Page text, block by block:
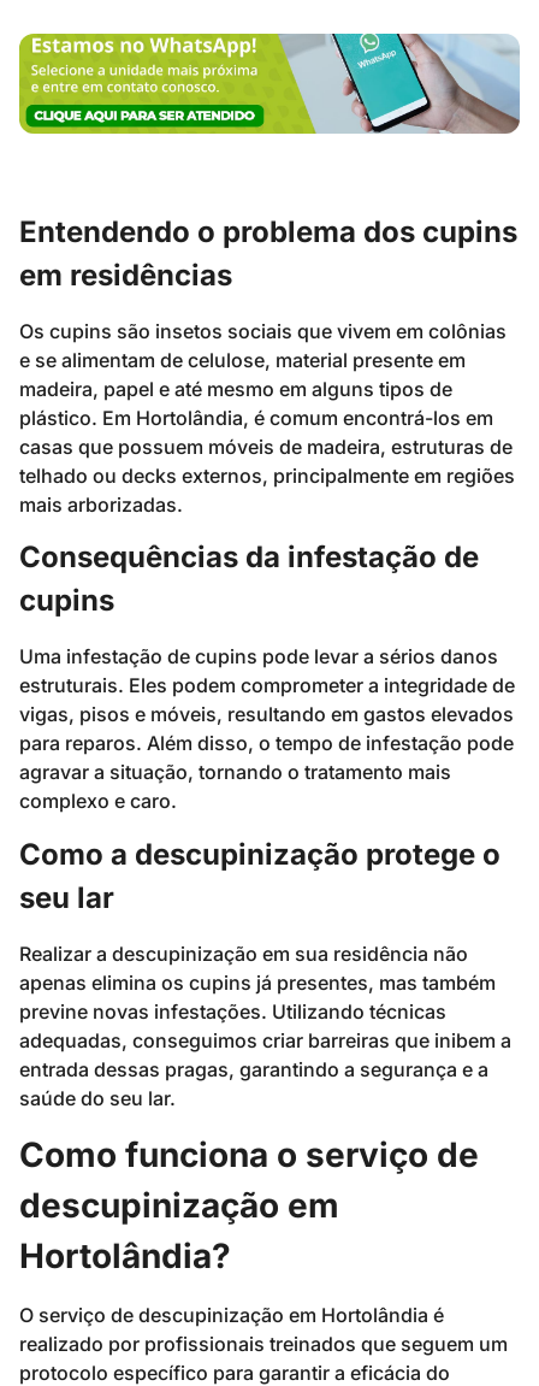
Entendendo o problema dos cupins
em residências
Os cupins são insetos sociais que vivem em colônias
e se alimentam de celulose, material presente em
madeira, papel e até mesmo em alguns tipos de
plástico. Em Hortolândia, é comum encontrá-los em
casas que possuem móveis de madeira, estruturas de
telhado ou decks externos, principalmente em regiões
mais arborizadas.
Consequências da infestação de
cupins
Uma infestação de cupins pode levar a sérios danos
estruturais. Eles podem comprometer a integridade de
vigas, pisos e móveis, resultando em gastos elevados
para reparos. Além disso, o tempo de infestação pode
agravar a situação, tornando o tratamento mais
complexo e caro.
Como a descupinização protege o
seu lar
Realizar a descupinização em sua residência não
apenas elimina os cupins já presentes, mas também
previne novas infestações. Utilizando técnicas
adequadas, conseguimos criar barreiras que inibem a
entrada dessas pragas, garantindo a segurança e a
saúde do seu lar.
Como funciona o serviço de
descupinização em
Hortolândia?
O serviço de descupinização em Hortolândia é
realizado por profissionais treinados que seguem um
protocolo específico para garantir a eficácia do